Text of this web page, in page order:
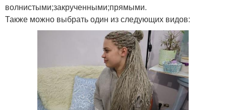
волнистыми;закрученными;прямыми.
Также можно выбрать один из следующих видов: